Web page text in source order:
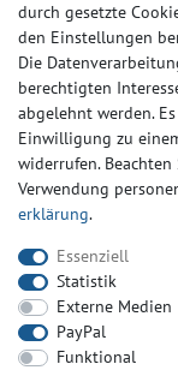
durch gesetzte
den Einstellungen
Die
berechtigten
abgelehnt werden.
Einwilligung zu
widerrufen. Beachten
Verwendung
erklärung.
Essenziell
Statistik
Externe Medien
PayPal
Funktional
Widerrufs­recht